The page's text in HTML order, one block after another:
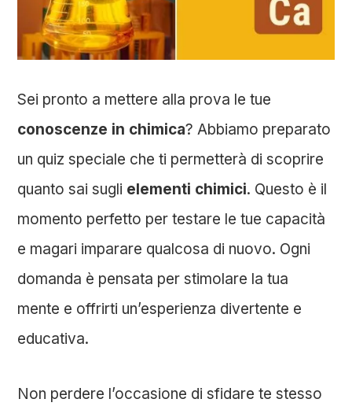
Sei pronto a mettere alla prova le tue
conoscenze in chimica? Abbiamo preparato
un quiz speciale che ti permetterà di scoprire
quanto sai sugli elementi chimici. Questo è il
momento perfetto per testare le tue capacità
e magari imparare qualcosa di nuovo. Ogni
domanda è pensata per stimolare la tua
mente e offrirti un’esperienza divertente e
educativa.
Non perdere l’occasione di sfidare te stesso